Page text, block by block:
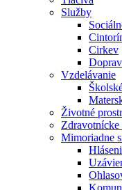
Služby
Cirkev
Vzdelávanie
Životné
Zdravotnícke
Mimoriadne